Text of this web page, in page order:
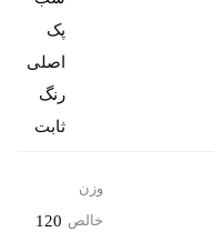
پک
رنگ
ثابت
وزن
خالص 120